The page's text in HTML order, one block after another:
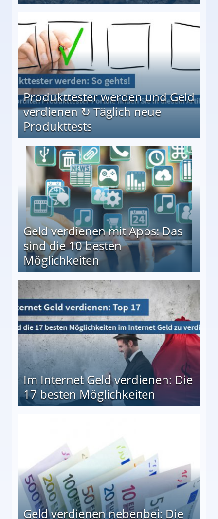
Produkttester werden und Geld
verdienen ↻ Täglich neue
Produkttests
↻ Täglich neue Produkttests
Geld verdienen mit Apps: Das
sind die 10 besten
Möglichkeiten
besten Möglichkeiten
Im Internet Geld verdienen: Die
17 besten Möglichkeiten
Geld verdienen nebenbei: Die